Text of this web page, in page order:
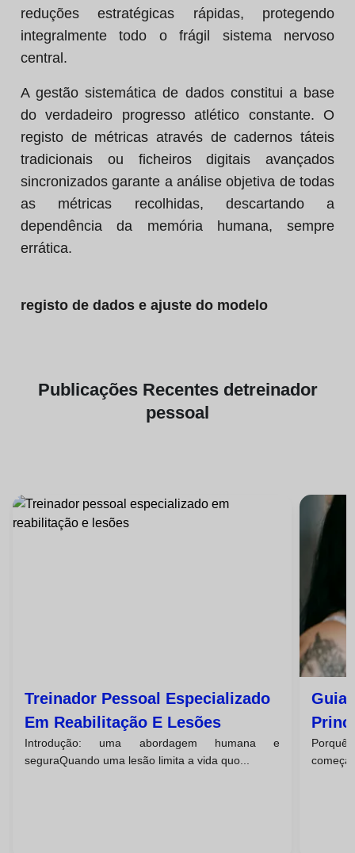
reduções estratégicas rápidas, protegendo
integralmente todo o frágil sistema nervoso
central.
A gestão sistemática de dados constitui a base
do verdadeiro progresso atlético constante. O
registo de métricas através de cadernos táteis
tradicionais ou ficheiros digitais avançados
sincronizados garante a análise objetiva de todas
as métricas recolhidas, descartando a
dependência da memória humana, sempre
errática.
registo de dados e ajuste do modelo
Publicações Recentes detreinador
pessoal
Treinador Pessoal Especializado
Em Reabilitação E Lesões
Introdução: uma abordagem humana e
seguraQuando uma lesão limita a vida quo...
Guia